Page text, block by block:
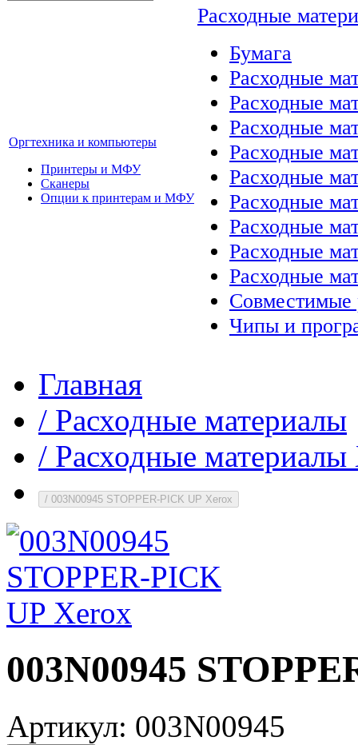
Оргтехника и компьютеры
Принтеры и МФУ
Сканеры
Опции к принтерам и МФУ
Расходные
Бумага
Расходные
Расходные
Расходные
Расходные
Расходные
Расходные
Расходные
Расходные
Расходные
Совместимые
Чипы и
Главная
/ Расходные материалы
/ Расходные
/ 003N00945 STOPPER-PICK UP Xerox
003N00945
Артикул: 003N00945